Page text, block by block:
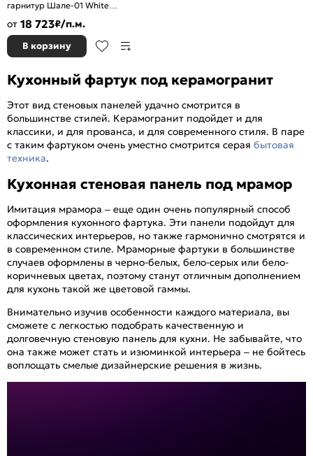
гарнитур Шале-01 White
2140x2200x600
от 18 723₽/п.м.
В корзину
Кухонный фартук под керамогранит
Этот вид стеновых панелей удачно смотрится в
большинстве стилей. Керамогранит подойдет и для
классики, и для прованса, и для современного стиля. В паре
с таким фартуком очень уместно смотрится серая бытовая
техника.
Кухонная стеновая панель под мрамор
Имитация мрамора – еще один очень популярный способ
оформления кухонного фартука. Эти панели подойдут для
классических интерьеров, но также гармонично смотрятся и
в современном стиле. Мраморные фартуки в большинстве
случаев оформлены в черно-белых, бело-серых или бело-
коричневых цветах, поэтому станут отличным дополнением
для кухонь такой же цветовой гаммы.
Внимательно изучив особенности каждого материала, вы
сможете с легкостью подобрать качественную и
долговечную стеновую панель для кухни. Не забывайте, что
она также может стать и изюминкой интерьера – не бойтесь
воплощать смелые дизайнерские решения в жизнь.